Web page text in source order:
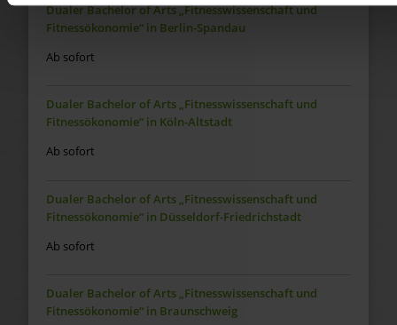
Dualer Bachelor of Arts „Fitnesswissenschaft und
Fitnessökonomie“ in Berlin-Spandau
Ab sofort
Dualer Bachelor of Arts „Fitnesswissenschaft und
Fitnessökonomie“ in Köln-Altstadt
Ab sofort
Dualer Bachelor of Arts „Fitnesswissenschaft und
Fitnessökonomie“ in Düsseldorf-Friedrichstadt
Ab sofort
Dualer Bachelor of Arts „Fitnesswissenschaft und
Fitnessökonomie“ in Braunschweig